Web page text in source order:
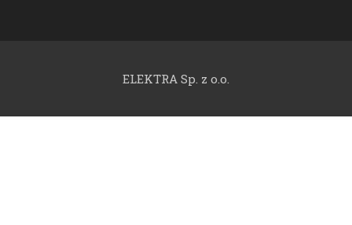
ELEKTRA Sp. z o.o.